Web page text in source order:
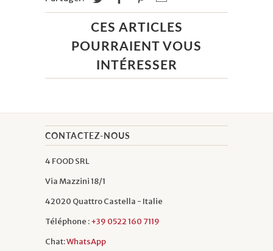
CES ARTICLES
POURRAIENT VOUS
INTÉRESSER
CONTACTEZ-NOUS
4 FOOD SRL
Via Mazzini 18/1
42020 Quattro Castella - Italie
Téléphone :+39 0522 160 7119
Chat:WhatsApp